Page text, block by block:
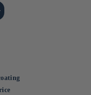
of Default